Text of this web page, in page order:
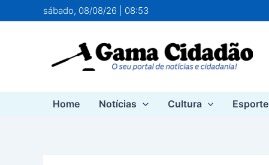
para
sábado, 08/08/26 | 08:53
Home Notícias Cultura Esporte